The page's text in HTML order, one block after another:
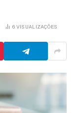
6 VISUALIZAÇÕES